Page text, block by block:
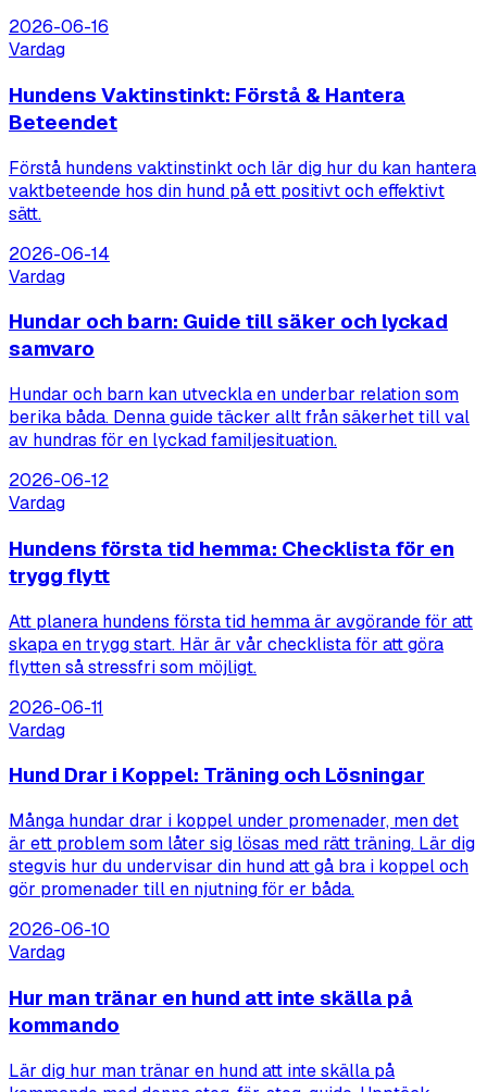
2026-06-16
Vardag
Hundens Vaktinstinkt: Förstå & Hantera
Beteendet
Förstå hundens vaktinstinkt och lär dig hur du kan hantera
vaktbeteende hos din hund på ett positivt och effektivt
sätt.
2026-06-14
Vardag
Hundar och barn: Guide till säker och lyckad
samvaro
Hundar och barn kan utveckla en underbar relation som
berika båda. Denna guide täcker allt från säkerhet till val
av hundras för en lyckad familjesituation.
2026-06-12
Vardag
Hundens första tid hemma: Checklista för en
trygg flytt
Att planera hundens första tid hemma är avgörande för att
skapa en trygg start. Här är vår checklista för att göra
flytten så stressfri som möjligt.
2026-06-11
Vardag
Hund Drar i Koppel: Träning och Lösningar
Många hundar drar i koppel under promenader, men det
är ett problem som låter sig lösas med rätt träning. Lär dig
stegvis hur du undervisar din hund att gå bra i koppel och
gör promenader till en njutning för er båda.
2026-06-10
Vardag
Hur man tränar en hund att inte skälla på
kommando
Lär dig hur man tränar en hund att inte skälla på